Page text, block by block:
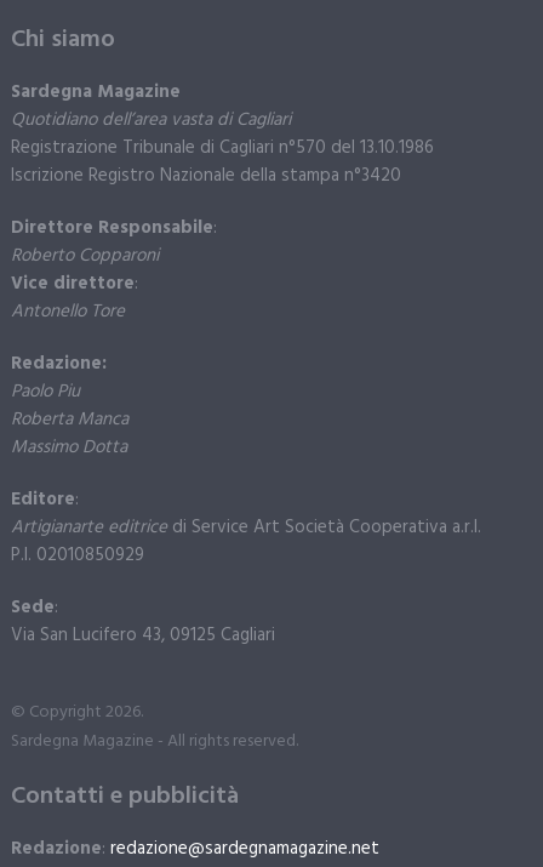
Chi siamo
Sardegna Magazine
Quotidiano dell’area vasta di Cagliari
Registrazione Tribunale di Cagliari n°570 del 13.10.1986
Iscrizione Registro Nazionale della stampa n°3420
Direttore Responsabile:
Roberto Copparoni
Vice direttore:
Antonello Tore
Redazione:
Paolo Piu
Roberta Manca
Massimo Dotta
Editore:
Artigianarte editricedi Service Art Società Cooperativa a.r.l.
P.I. 02010850929
Sede:
Via San Lucifero 43, 09125 Cagliari
© Copyright 2026.
Sardegna Magazine - All rights reserved.
Contatti e pubblicità
Redazione: redazione@sardegnamagazine.net